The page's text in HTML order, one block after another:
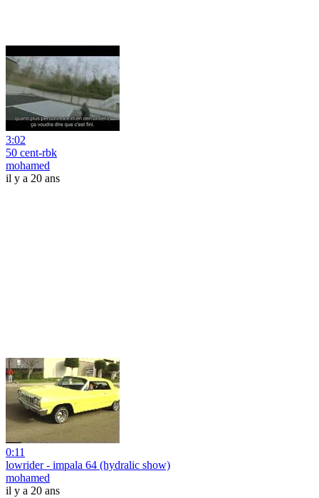
3:02
50 cent-rbk
mohamed
il y a 20 ans
0:11
lowrider - impala 64 (hydralic show)
mohamed
il y a 20 ans